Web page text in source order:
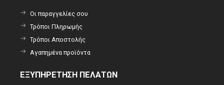
Οι παραγγελίες σου
Τρόποι Πληρωμής
Τρόποι Αποστολής
Αγαπημένα προϊόντα
ΕΞΥΠΗΡΕΤΗΣΗ ΠΕΛΑΤΩΝ